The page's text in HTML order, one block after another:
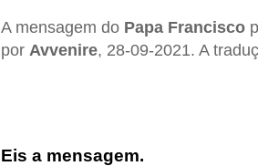
A mensagem do Papa Francisco
por Avvenire, 28-09-2021. A
Eis a mensagem.